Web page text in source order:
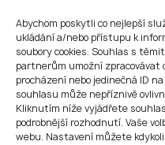
Abychom poskytli co nejlepší
ukládání a/nebo přístupu k
soubory cookies. Souhlas s
partnerům umožní zpracovávat
procházení nebo jedinečná ID
souhlasu může nepříznivě
Kliknutím níže vyjádřete
podrobnější rozhodnutí. Vaše
webu. Nastavení můžete
Rozdělení
řízení
MiCA vyžaduje jasně
které zajistí, že:
Strategická rozhodnutí
Funkce dodržování